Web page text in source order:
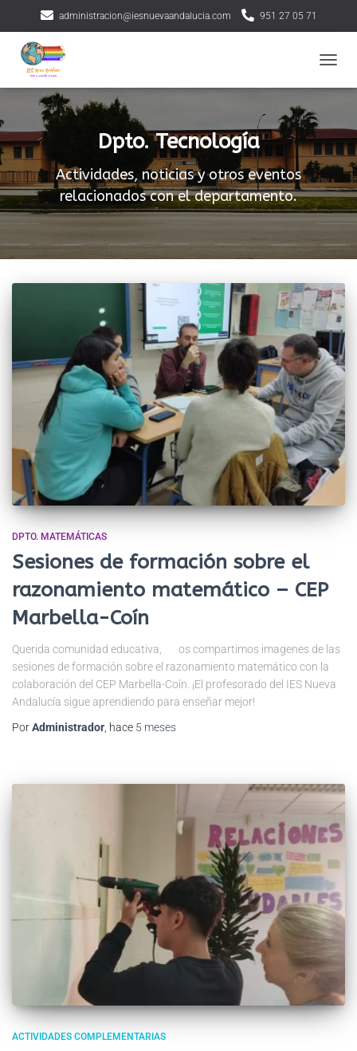
administracion@iesnuevaandalucia.com 951 27 05 71
Dpto. Tecnología
Actividades, noticias y otros eventos
relacionados con el departamento.
DPTO. MATEMÁTICAS
Sesiones de formación sobre el
razonamiento matemático – CEP
Marbella-Coín
Querida comunidad educativa, os compartimos imagenes de las
sesiones de formación sobre el razonamiento matemático con la
colaboración del CEP Marbella-Coín. ¡El profesorado del IES Nueva
Andalucía sigue aprendiendo para enseñar mejor!
PorAdministrador , hace 5 meses
ACTIVIDADES COMPLEMENTARIAS